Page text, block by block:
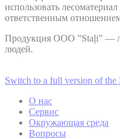
использовать
ответственным
Продукция OOO ”Staļi” —
людей.
Switch to a full version of the
O нас
Сервис
Окружающая среда
Вопросы